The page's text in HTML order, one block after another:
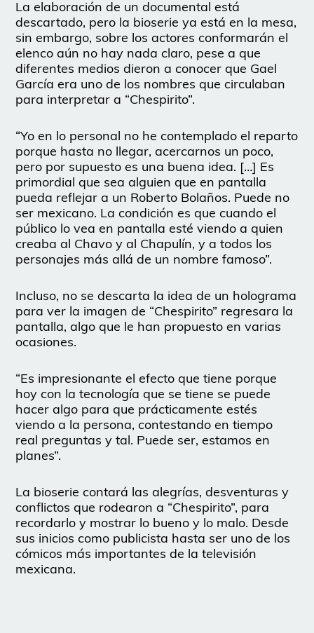
La elaboración de un documental está
descartado, pero la bioserie ya está en la mesa,
sin embargo, sobre los actores conformarán el
elenco aún no hay nada claro, pese a que
diferentes medios dieron a conocer que Gael
García era uno de los nombres que circulaban
para interpretar a “Chespirito”.
“Yo en lo personal no he contemplado el reparto
porque hasta no llegar, acercarnos un poco,
pero por supuesto es una buena idea. […] Es
primordial que sea alguien que en pantalla
pueda reflejar a un Roberto Bolaños. Puede no
ser mexicano. La condición es que cuando el
público lo vea en pantalla esté viendo a quien
creaba al Chavo y al Chapulín, y a todos los
personajes más allá de un nombre famoso”.
Incluso, no se descarta la idea de un holograma
para ver la imagen de “Chespirito” regresara la
pantalla, algo que le han propuesto en varias
ocasiones.
“Es impresionante el efecto que tiene porque
hoy con la tecnología que se tiene se puede
hacer algo para que prácticamente estés
viendo a la persona, contestando en tiempo
real preguntas y tal. Puede ser, estamos en
planes”.
La bioserie contará las alegrías, desventuras y
conflictos que rodearon a “Chespirito”, para
recordarlo y mostrar lo bueno y lo malo. Desde
sus inicios como publicista hasta ser uno de los
cómicos más importantes de la televisión
mexicana.